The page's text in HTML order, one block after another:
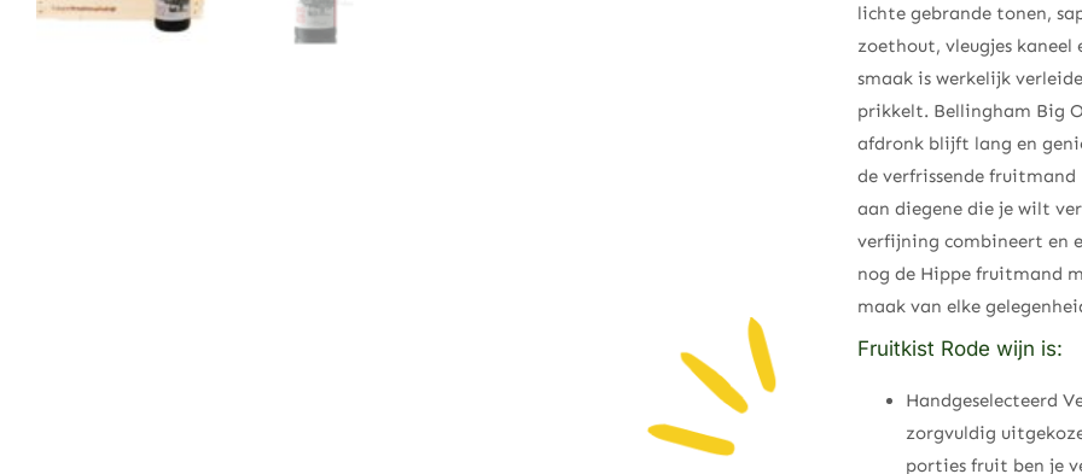
lichte gebrande tonen,
zoethout, vleugjes kaneel
smaak is werkelijk
prikkelt. Bellingham Big
afdronk blijft lang en
de verfrissende
aan diegene die je wilt
verfijning combineert en
nog de Hippe fruitmand
maak van elke
Fruitkist Rode wijn is:
Handgeselecteerd
zorgvuldig
porties fruit ben je